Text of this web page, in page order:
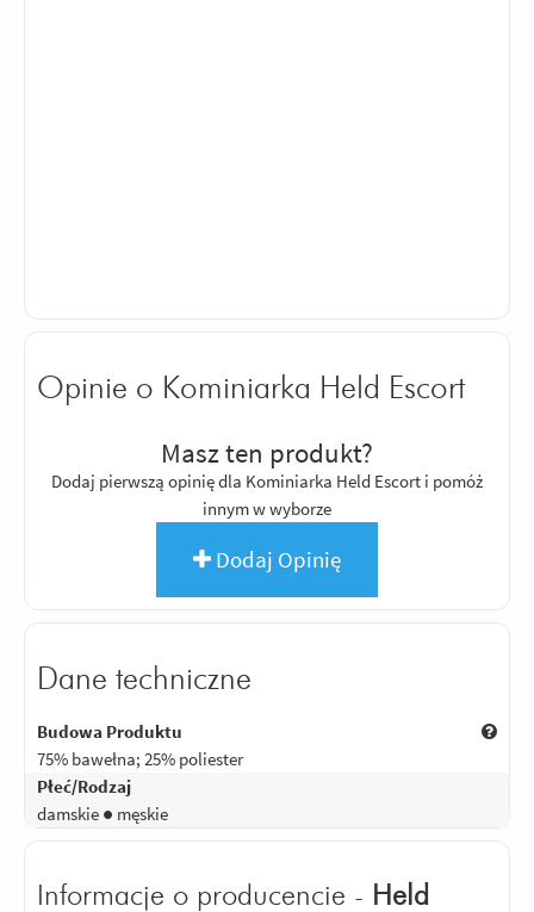
Opinie o Kominiarka Held Escort
Masz ten produkt?
Dodaj pierwszą opinię dla Kominiarka Held Escort i pomóż
innym w wyborze
Dodaj Opinię
Dane techniczne
Budowa Produktu
75% bawełna; 25% poliester
Płeć/Rodzaj
damskie ● męskie
Informacje o producencie - Held